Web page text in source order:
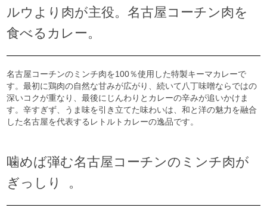
ルウより肉が主役。名古屋コーチン肉を
食べるカレー。
名古屋コーチンのミンチ肉を100％使用した特製キーマカレーで
す。最初に鶏肉の自然な甘みが広がり、続いて八丁味噌ならではの
深いコクが重なり、最後にじんわりと カレーの辛みが追いかけま
す。辛すぎず、
うま味を引き立てた味わいは、和と洋の魅力を融合
した名古屋を代表するレトルト カレーの逸品です。
噛めば弾む名古屋コーチンのミンチ肉が
ぎっしり 。